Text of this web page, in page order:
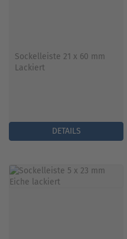
Sockelleiste 21 x 60 mm
Lackiert
DETAILS